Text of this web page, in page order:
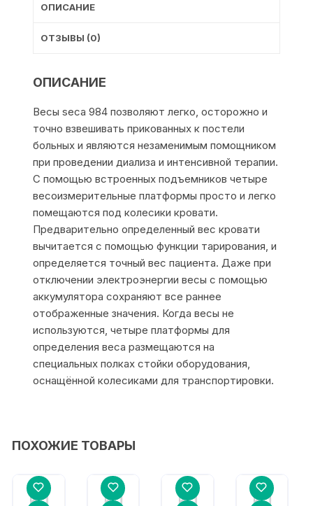
ОПИСАНИЕ
ОТЗЫВЫ (0)
ОПИСАНИЕ
Весы seca 984 позволяют легко, осторожно и
точно взвешивать прикованных к постели
больных и являются незаменимым помощником
при проведении диализа и интенсивной терапии.
С помощью встроенных подъемников четыре
весоизмерительные платформы просто и легко
помещаются под колесики кровати.
Предварительно определенный вес кровати
вычитается с помощью функции тарирования, и
определяется точный вес пациента. Даже при
отключении электроэнергии весы с помощью
аккумулятора сохраняют все раннее
отображенные значения. Когда весы не
используются, четыре платформы для
определения веса размещаются на
специальных полках стойки оборудования,
оснащённой колесиками для транспортировки.
ПОХОЖИЕ ТОВАРЫ